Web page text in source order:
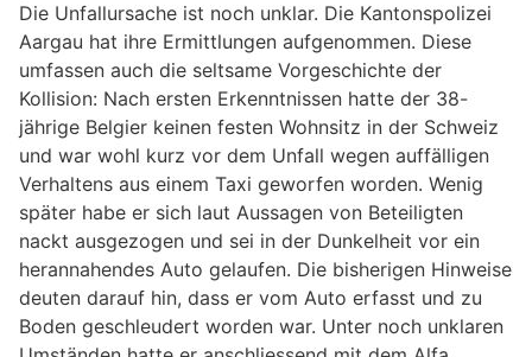
Die Unfallursache ist noch unklar. Die Kantonspolizei
Aargau hat ihre Ermittlungen aufgenommen. Diese
umfassen auch die seltsame Vorgeschichte der
Kollision: Nach ersten Erkenntnissen hatte der 38-
jährige Belgier keinen festen Wohnsitz in der Schweiz
und war wohl kurz vor dem Unfall wegen auffälligen
Verhaltens aus einem Taxi geworfen worden. Wenig
später habe er sich laut Aussagen von Beteiligten
nackt ausgezogen und sei in der Dunkelheit vor ein
herannahendes Auto gelaufen. Die bisherigen Hinweise
deuten darauf hin, dass er vom Auto erfasst und zu
Boden geschleudert worden war. Unter noch unklaren